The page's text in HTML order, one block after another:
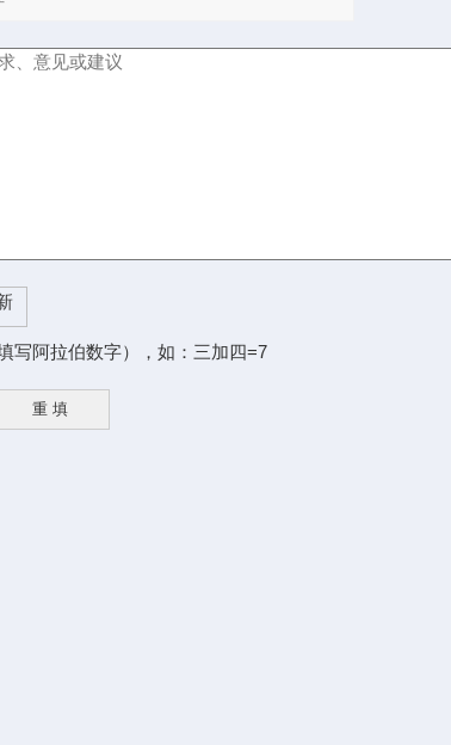
写阿拉伯数字），如：三加四=7